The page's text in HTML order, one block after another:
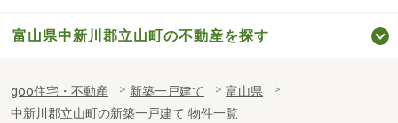
富山県中新川郡立山町の不動産を探す
goo住宅・不動産 新築一戸建て
富山県
中新川郡立山町の新築一戸建て 物件一覧